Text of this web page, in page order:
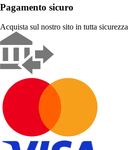
Pagamento sicuro
Acquista sul nostro sito in tutta sicurezza